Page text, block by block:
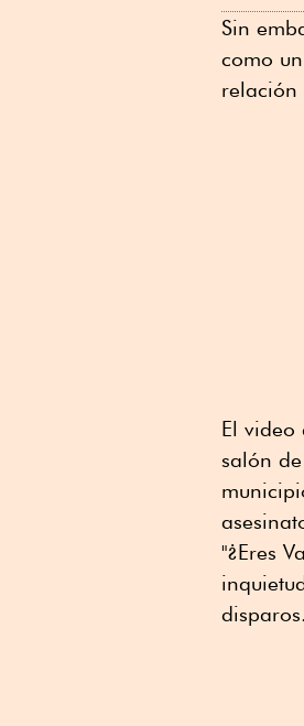
Sin
como
relación
El video
salón
"¿Eres